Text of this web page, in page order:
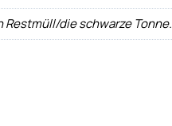
die schwarze Tonne.